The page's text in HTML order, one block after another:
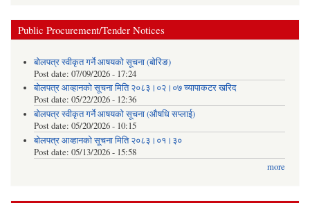
Public Procurement/Tender Notices
बोलपत्र स्वीकृत गर्ने आषयको सूचना (बोरिङ)
Post date: 07/09/2026 - 17:24
बोलपत्र आव्हानको सूचना मिति २०८३।०२।०७ च्यापाकटर खरिद
Post date: 05/22/2026 - 12:36
बोलपत्र स्वीकृत गर्ने आषयको सूचना (औषधि सप्लाई)
Post date: 05/20/2026 - 10:15
बोलपत्र आव्हानको सूचना मिति २०८३।०१।३०
Post date: 05/13/2026 - 15:58
more